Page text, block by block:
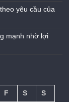
yêu cầu của
mạnh nhờ lợi
F S
S